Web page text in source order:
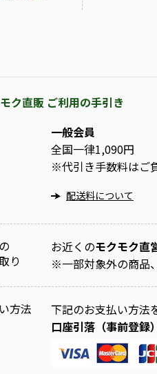
ク直販 ご利用の手引き
一般会員
全国一律1,090円
※代引き手数料はご
配送料について
り
お近くのモクモク直
※一部対象外の商品
方法
下記のお支払い方法
口座引落（事前登録